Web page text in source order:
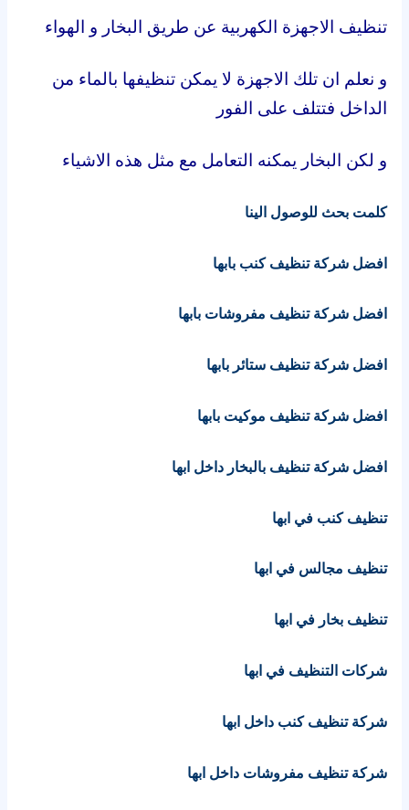
تنظيف الاجهزة الكهربية عن طريق البخار و الهواء
و نعلم ان تلك الاجهزة لا يمكن تنظيفها بالماء من
الداخل فتتلف على الفور
و لكن البخار يمكنه التعامل مع مثل هذه الاشياء
كلمت بحث للوصول الينا
افضل شركة تنظيف كنب بابها
افضل شركة تنظيف مفروشات بابها
افضل شركة تنظيف ستائر بابها
افضل شركة تنظيف موكيت بابها
افضل شركة تنظيف بالبخار داخل ابها
تنظيف كنب في ابها
تنظيف مجالس في ابها
تنظيف بخار في ابها
شركات التنظيف في ابها
شركة تنظيف كنب داخل ابها
شركة تنظيف مفروشات داخل ابها